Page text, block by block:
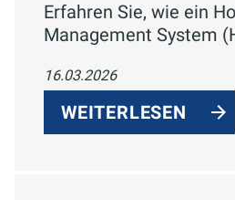
Erfahren Sie, wie ein
Management System
Verbrauch und
optimiert –
auf aktuelle
16.03.2026
WEITERLESEN